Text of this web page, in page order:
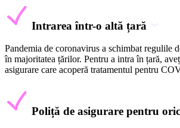
Intrarea într-o altă țară
Pandemia de coronavirus a schimbat regulile
în majoritatea țărilor. Pentru a intra în țară,
asigurare care acoperă tratamentul pentru
Poliță de asigurare pentru